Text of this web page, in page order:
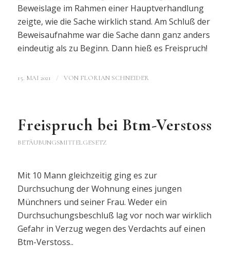
Beweislage im Rahmen einer Hauptverhandlung
zeigte, wie die Sache wirklich stand. Am Schluß der
Beweisaufnahme war die Sache dann ganz anders
eindeutig als zu Beginn. Dann hieß es Freispruch!
15. MAI 2021 / VON FLORIAN SCHNEIDER
Freispruch bei Btm-Verstoss
BETÄUBUNGSMITTELGESETZ
Mit 10 Mann gleichzeitig ging es zur
Durchsuchung der Wohnung eines jungen
Münchners und seiner Frau. Weder ein
Durchsuchungsbeschluß lag vor noch war wirklich
Gefahr in Verzug wegen des Verdachts auf einen
Btm-Verstoss..